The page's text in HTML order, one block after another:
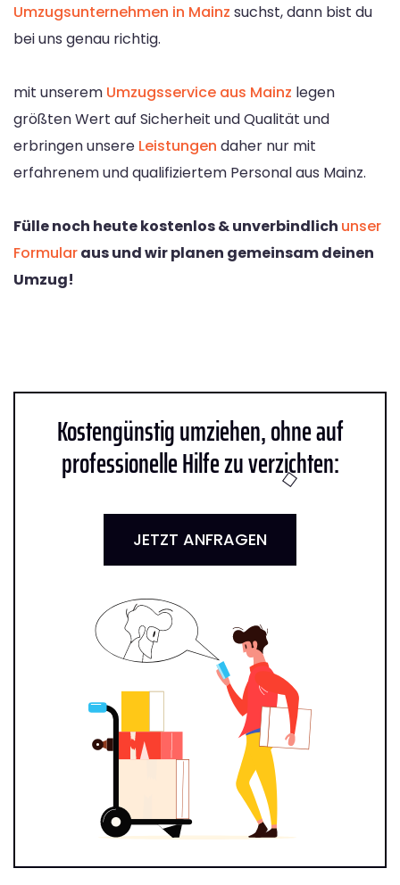
Umzugsunternehmen in Mainz suchst, dann bist du
bei uns genau richtig.
mit unserem Umzugsservice aus Mainz legen
größten Wert auf Sicherheit und Qualität und
erbringen unsere Leistungen daher nur mit
erfahrenem und qualifiziertem Personal aus Mainz.
Fülle noch heute kostenlos & unverbindlich unser
Formularaus und wir planen gemeinsam deinen
Umzug!
Kostengünstig umziehen, ohne auf
professionelle Hilfe zu verzichten:
JETZT ANFRAGEN